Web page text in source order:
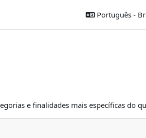
Português -
e finalidades mais específicas do